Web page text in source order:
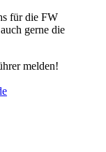
für die FW
gerne die
melden!